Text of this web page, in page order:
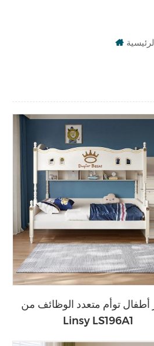
توأم متعدد الوظائف من
Linsy LS196A1